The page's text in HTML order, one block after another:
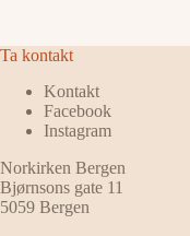
Ta kontakt
Kontakt
Facebook
Instagram
Norkirken Bergen
Bjørnsons gate 11
5059 Bergen